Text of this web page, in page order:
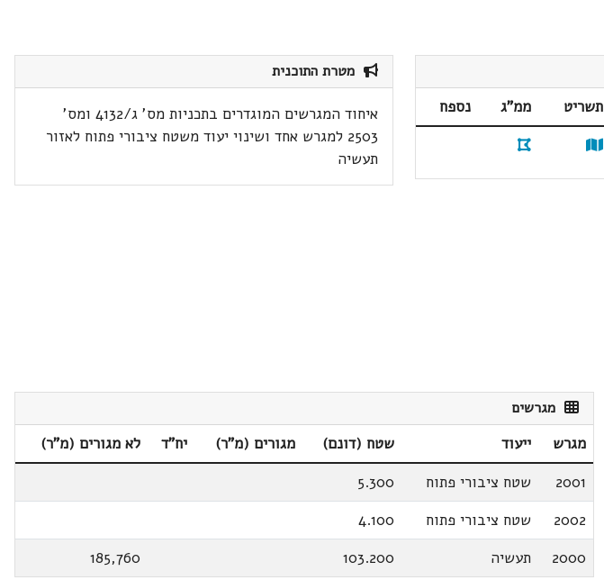
תשריט ממ"ג
נספח
מטרת התוכנית
איחוד המגרשים המוגדרים בתכניות מס' ג/4132 ומס'
2503 למגרש אחד ושינוי יעוד משטח ציבורי פתוח לאזור
תעשיה
מגרשים
מגרש ייעוד שטח (דונם) מגורים (מ"ר) יח"ד
לא מגורים (מ"ר)
2001
שטח ציבורי פתוח
5.300
2002
שטח ציבורי פתוח
4.100
2000
תעשיה 103.200
185,760